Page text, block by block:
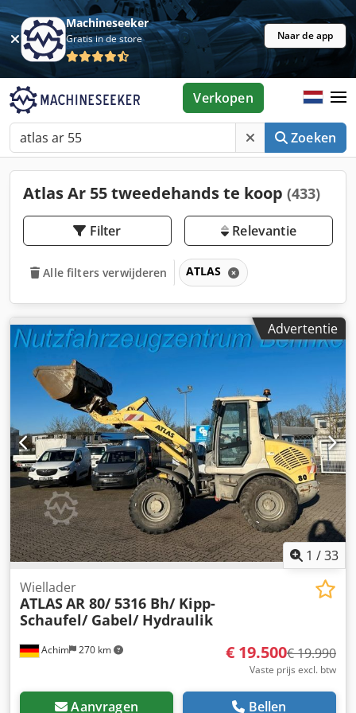
Machineseeker
Gratis in de store Naar de app
Zoeken
Verkopen
Atlas Ar 55 tweedehands te koop (433)
Filter Relevantie
Alle filters verwijderen ATLAS
Advertentie
1 /33
Achim 270 km
Wiellader
ATLASAR 80/ 5316 Bh/ Kipp-
Schaufel/ Gabel/ Hydraulik
€ 19.500€ 19.990
Vaste prijs excl. btw
Aanvragen Bellen